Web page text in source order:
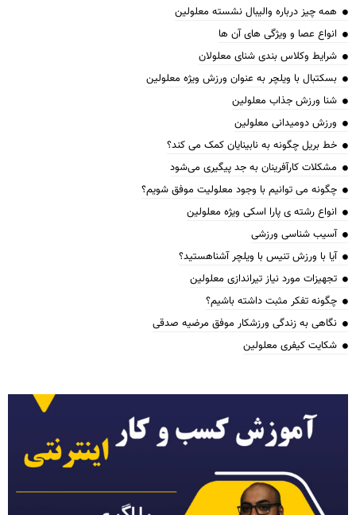
همه چیز درباره والیبال نشسته معلولین
انواع عصا و ویژگی های آن ها
شرایط وکلاس بندی شنای معلولان
بسکتبال با ویلچر به عنوان ورزش ویژه معلولین
شنا ورزش جذاب معلولین
ورزش دومیدانی معلولین
خط بریل چگونه به نابینایان کمک می کند؟
مشکلات کارآفرینان به جد پیگیری می‌شود
چگونه می توانیم با وجود معلولیت موفق شویم؟
انواع رشته ی پارا اسکی ویژه معلولین
آسیب شناسی ورزشی
آیا با ورزش تنیس با ویلچر آشناهستید؟
تجهیزات مورد نیاز تیراندازی معلولین
چگونه تفکر مثبت داشته باشیم؟
نگاهی به زندگی ورزشکار موفق مرضیه صدقی
شکایت کیفری معلولین